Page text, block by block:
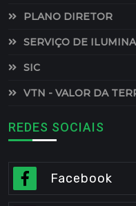
PLANO DIRETOR
SERVIÇO DE
SIC
VTN - VALOR DA
REDES SOCIAIS
Facebook